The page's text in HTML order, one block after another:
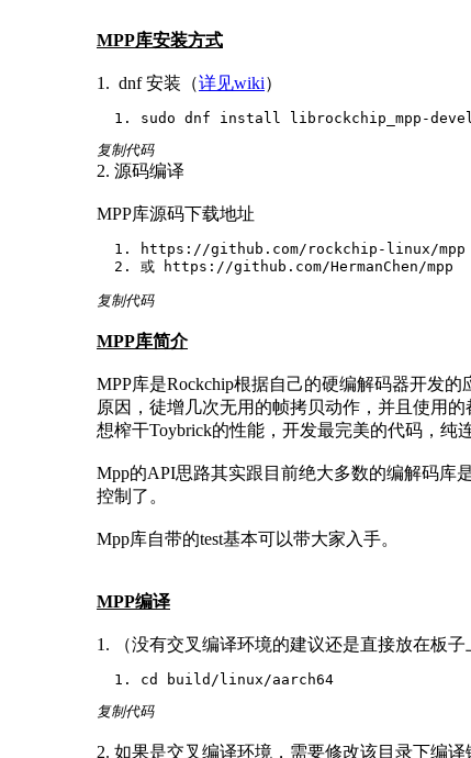
MPP库安装方式
1. dnf 安装（详见wiki）
sudo dnf install librockchip_mpp-
复制代码
2. 源码编译
MPP库源码下载地址
https://github.com/rockchip-linux/mpp
或 https://github.com/HermanChen/mpp
复制代码
MPP库简介
MPP库是Rockchip根据自己的硬编解码器开发
原因，徒增几次无用的帧拷贝动作，并且使用
想榨干Toybrick的性能，开发最完美的代码，纯
Mpp的API思路其实跟目前绝大多数的编解码库
控制了。
Mpp库自带的test基本可以带大家入手。
MPP编译
1. （没有交叉编译环境的建议还是直接放在板
cd build/linux/aarch64
复制代码
2. 如果是交叉编译环境，需要修改该目录下编译